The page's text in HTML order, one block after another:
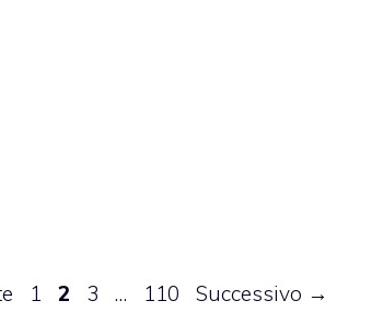
Pagina
1 Pagina
2 Pagina
3 … Pagina
110 Successivo →